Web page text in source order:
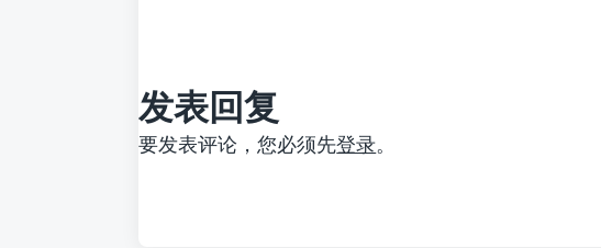
发表回复
要发表评论，您必须先登录。